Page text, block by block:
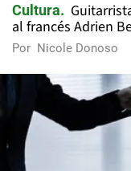
Cultura
al francés Adrien
Por Nicole Donoso